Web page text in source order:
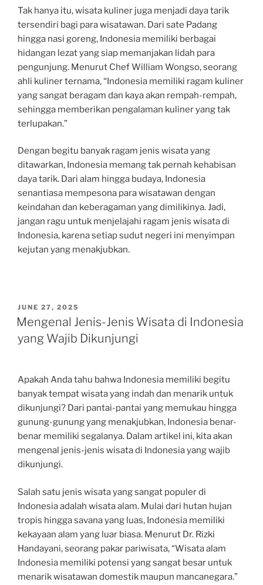
Tak hanya itu, wisata kuliner juga menjadi daya tarik
tersendiri bagi para wisatawan. Dari sate Padang
hingga nasi goreng, Indonesia memiliki berbagai
hidangan lezat yang siap memanjakan lidah para
pengunjung. Menurut Chef William Wongso, seorang
ahli kuliner ternama, “Indonesia memiliki ragam kuliner
yang sangat beragam dan kaya akan rempah-rempah,
sehingga memberikan pengalaman kuliner yang tak
terlupakan.”
Dengan begitu banyak ragam jenis wisata yang
ditawarkan, Indonesia memang tak pernah kehabisan
daya tarik. Dari alam hingga budaya, Indonesia
senantiasa mempesona para wisatawan dengan
keindahan dan keberagaman yang dimilikinya. Jadi,
jangan ragu untuk menjelajahi ragam jenis wisata di
Indonesia, karena setiap sudut negeri ini menyimpan
kejutan yang menakjubkan.
POSTED
ON
JUNE 27, 2025
Mengenal Jenis-Jenis Wisata di Indonesia
yang Wajib Dikunjungi
Apakah Anda tahu bahwa Indonesia memiliki begitu
banyak tempat wisata yang indah dan menarik untuk
dikunjungi? Dari pantai-pantai yang memukau hingga
gunung-gunung yang menakjubkan, Indonesia benar-
benar memiliki segalanya. Dalam artikel ini, kita akan
mengenal jenis-jenis wisata di Indonesia yang wajib
dikunjungi.
Salah satu jenis wisata yang sangat populer di
Indonesia adalah wisata alam. Mulai dari hutan hujan
tropis hingga savana yang luas, Indonesia memiliki
kekayaan alam yang luar biasa. Menurut Dr. Rizki
Handayani, seorang pakar pariwisata, “Wisata alam
Indonesia memiliki potensi yang sangat besar untuk
menarik wisatawan domestik maupun mancanegara.”